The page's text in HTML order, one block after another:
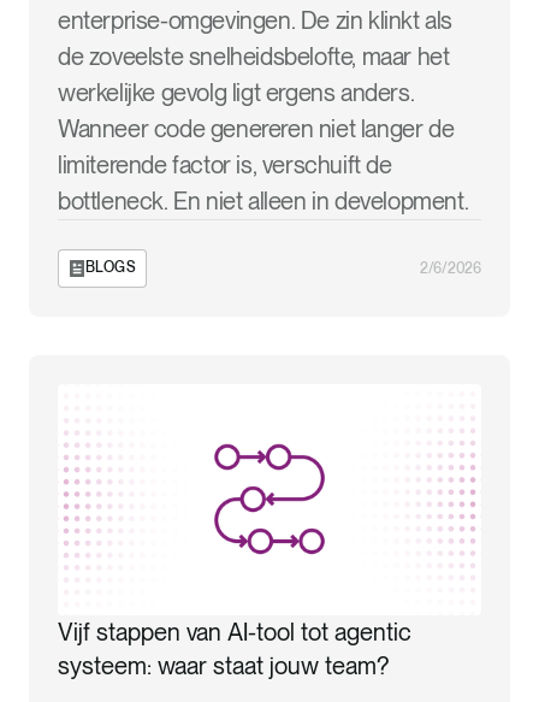
enterprise-omgevingen. De zin klinkt als
de zoveelste snelheidsbelofte, maar het
werkelijke gevolg ligt ergens anders.
Wanneer code genereren niet langer de
limiterende factor is, verschuift de
bottleneck. En niet alleen in development.
BLOGS 2/6/2026
Vijf stappen van AI-tool tot agentic
systeem: waar staat jouw team?